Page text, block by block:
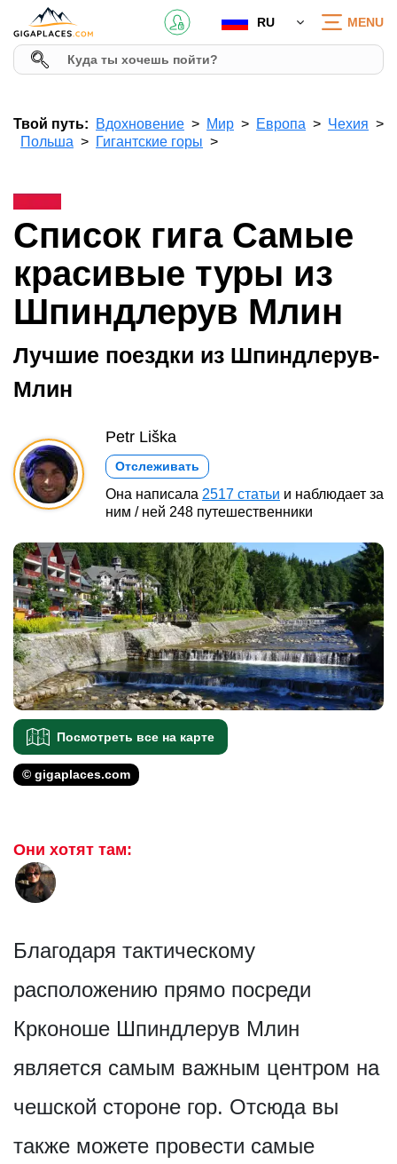
RU MENU
Твой путь: Вдохновение Мир Европа
Чехия
Польша
Гигантские горы
Список гига Самые
красивые туры из
Шпиндлерув Млин
Лучшие поездки из Шпиндлерув-
Млин
Petr Liška
Отслеживать
Она написала 2517 статьи и наблюдает за
ним / ней 248 путешественники
Посмотреть все на карте
© gigaplaces.com
Они хотят там:
Благодаря тактическому
расположению прямо посреди
Крконоше Шпиндлерув Млин
является самым важным центром на
чешской стороне гор. Отсюда вы
также можете провести самые